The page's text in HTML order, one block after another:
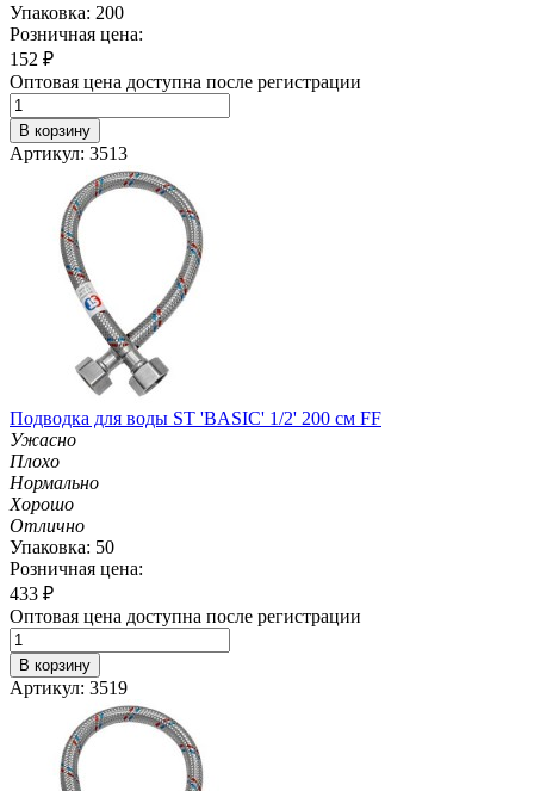
Упаковка: 200
Розничная цена:
152 ₽
Оптовая цена доступна после регистрации
В корзину
Артикул: 3513
Подводка для воды ST 'BASIC' 1/2' 200 см FF
Ужасно
Плохо
Нормально
Хорошо
Отлично
Упаковка: 50
Розничная цена:
433 ₽
Оптовая цена доступна после регистрации
В корзину
Артикул: 3519